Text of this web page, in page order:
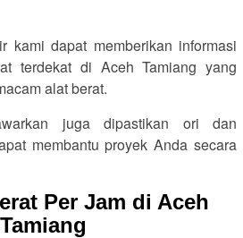
kami dapat memberikan informasi
terdekat di Aceh Tamiang yang
alat berat.
juga dipastikan ori dan
membantu proyek Anda secara
Per Jam di Aceh
Tamiang